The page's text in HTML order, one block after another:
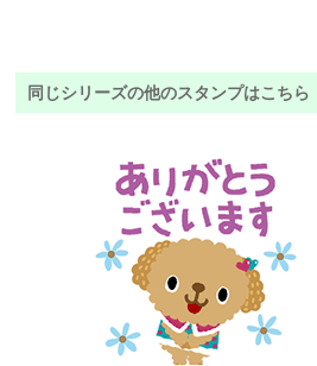
同じシリーズの他のスタンプはこちら